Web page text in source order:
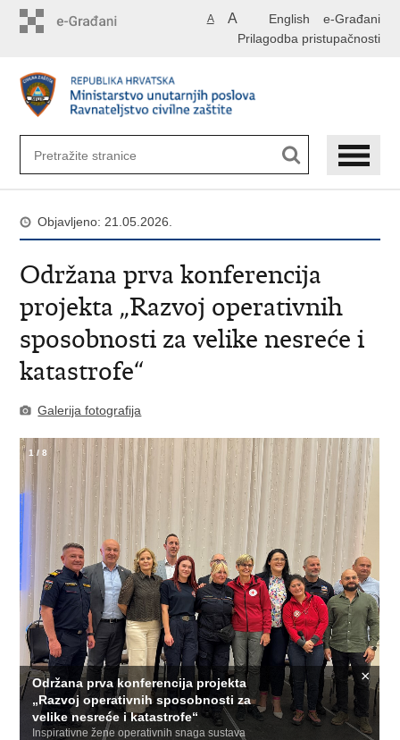
English e-Građani
A A
Prilagodba pristupačnosti
Objavljeno: 21.05.2026.
Održana prva konferencija
projekta „Razvoj operativnih
sposobnosti za velike nesreće i
katastrofe“
Galerija fotografija
Održana prva konferencija projekta
„Razvoj operativnih sposobnosti za
velike nesreće i katastrofe“
Inspirativne žene operativnih snaga sustava
×
1/8